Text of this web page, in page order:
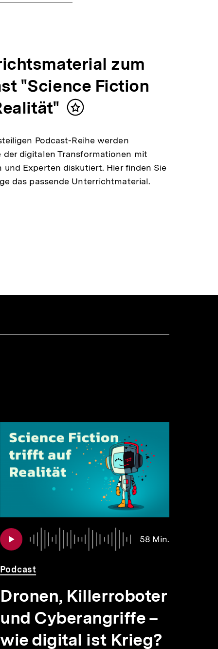
zum
"Science Fiction
Inhalt
Podcast-Reihe werden
der digitalen Transformationen mit
und Experten diskutiert. Hier finden Sie
das passende Unterrichtmaterial.
58 Min.
Podcast
Dronen, Killerroboter
und Cyberangriffe –
wie digital ist Krieg?